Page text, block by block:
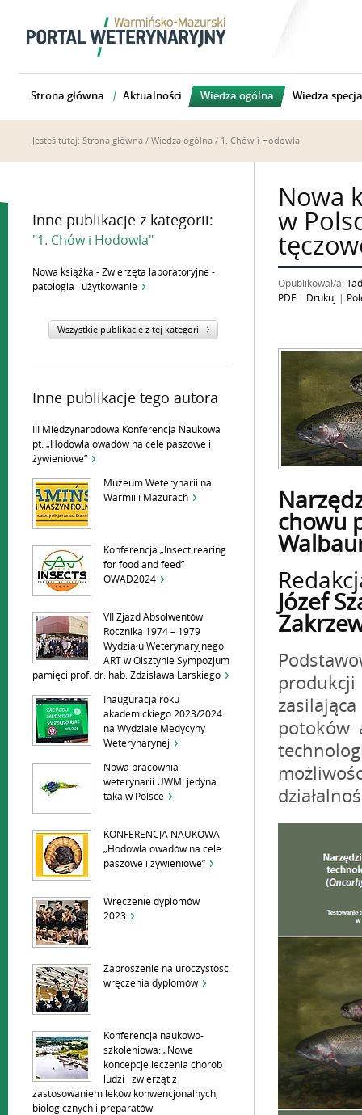
Strona główna Aktualności Wiedza ogólna Wiedza
Jesteś tutaj: Strona główna / Wiedza ogólna / 1. Chów i Hodowla
Inne publikacje z kategorii:
"1. Chów i Hodowla"
Nowa książka - Zwierzęta laboratoryjne -
patologia i użytkowanie
Wszystkie publikacje z tej kategorii
Inne publikacje tego autora
III Międzynarodowa Konferencja Naukowa
pt. „Hodowla owadów na cele paszowe i
żywieniowe”
Muzeum Weterynarii na
Warmii i Mazurach
Konferencja „Insect rearing
for food and feed”
OWAD2024
VII Zjazd Absolwentów
Rocznika 1974 – 1979
Wydziału Weterynaryjnego
ART w Olsztynie Sympozjum
pamięci prof. dr. hab. Zdzisława Larskiego
Inauguracja roku
akademickiego 2023/2024
na Wydziale Medycyny
Weterynarynej
Nowa pracownia
weterynarii UWM: jedyna
taka w Polsce
KONFERENCJA NAUKOWA
„Hodowla owadów na cele
paszowe i żywieniowe”
Wręczenie dyplomów
2023
Zaproszenie na uroczystość
wręczenia dyplomów
Konferencja naukowo-
szkoleniowa: „Nowe
koncepcje leczenia chorób
ludzi i zwierząt z
zastosowaniem leków konwencjonalnych,
biologicznych i preparatów
Nowa
w
Opublikował/a:
PDF
Drukuj
chowu
Józef
potoków